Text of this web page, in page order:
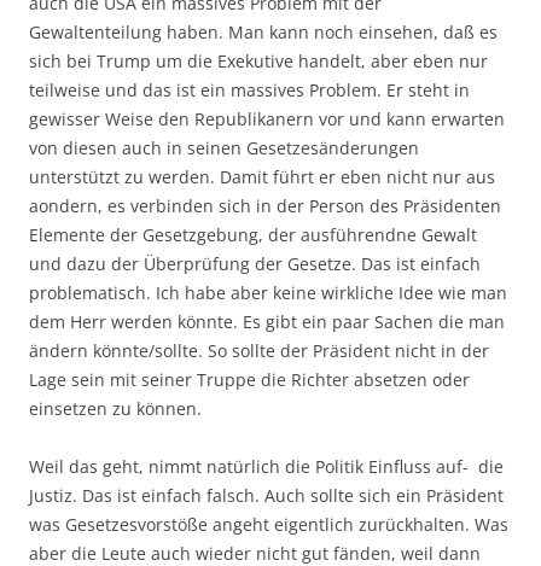
Gewaltenteilung haben. Man kann noch einsehen, daß es
sich bei Trump um die Exekutive handelt, aber eben nur
teilweise und das ist ein massives Problem. Er steht in
gewisser Weise den Republikanern vor und kann erwarten
von diesen auch in seinen Gesetzesänderungen
unterstützt zu werden. Damit führt er eben nicht nur aus
aondern, es verbinden sich in der Person des Präsidenten
Elemente der Gesetzgebung, der ausführendne Gewalt
und dazu der Überprüfung der Gesetze. Das ist einfach
problematisch. Ich habe aber keine wirkliche Idee wie man
dem Herr werden könnte. Es gibt ein paar Sachen die man
ändern könnte/sollte. So sollte der Präsident nicht in der
Lage sein mit seiner Truppe die Richter absetzen oder
einsetzen zu können.
Weil das geht, nimmt natürlich die Politik Einfluss auf- die
Justiz. Das ist einfach falsch. Auch sollte sich ein Präsident
was Gesetzesvorstöße angeht eigentlich zurückhalten. Was
aber die Leute auch wieder nicht gut fänden, weil dann